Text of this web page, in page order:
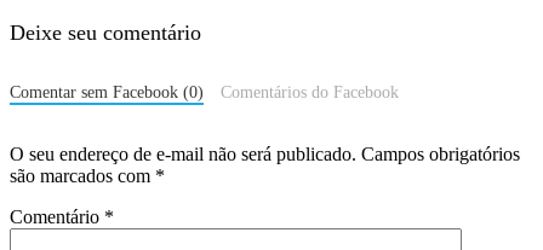
Deixe seu comentário
Comentar sem Facebook (0) Comentários do Facebook
O seu endereço de e-mail não será publicado. Campos obrigatórios
são marcados com *
Comentário *